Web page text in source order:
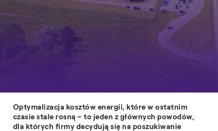
Optymalizacja kosztów energii, które w ostatnim
czasie stale rosną – to jeden z głównych powodów,
dla których firmy decydują się na poszukiwanie